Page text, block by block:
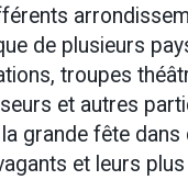
de plusieurs
troupes
et autres
grande fête
et leurs